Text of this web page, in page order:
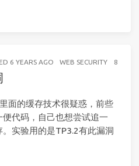
6 YEARS AGO WEB SECURITY 8
面的缓存技术很疑惑，前些
代码，自己也想尝试追一
实验用的是TP3.2有此漏洞